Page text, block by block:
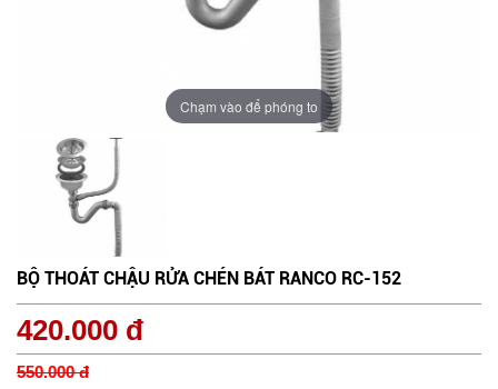
Chạm vào để phóng to
BỘ THOÁT CHẬU RỬA CHÉN BÁT RANCO RC-152
420.000 đ
550.000 đ